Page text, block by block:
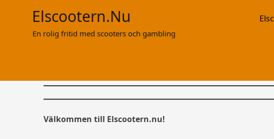
Elscootern.nu
En rolig fritid med scooters och gambling
Välkommen till Elscootern.nu!